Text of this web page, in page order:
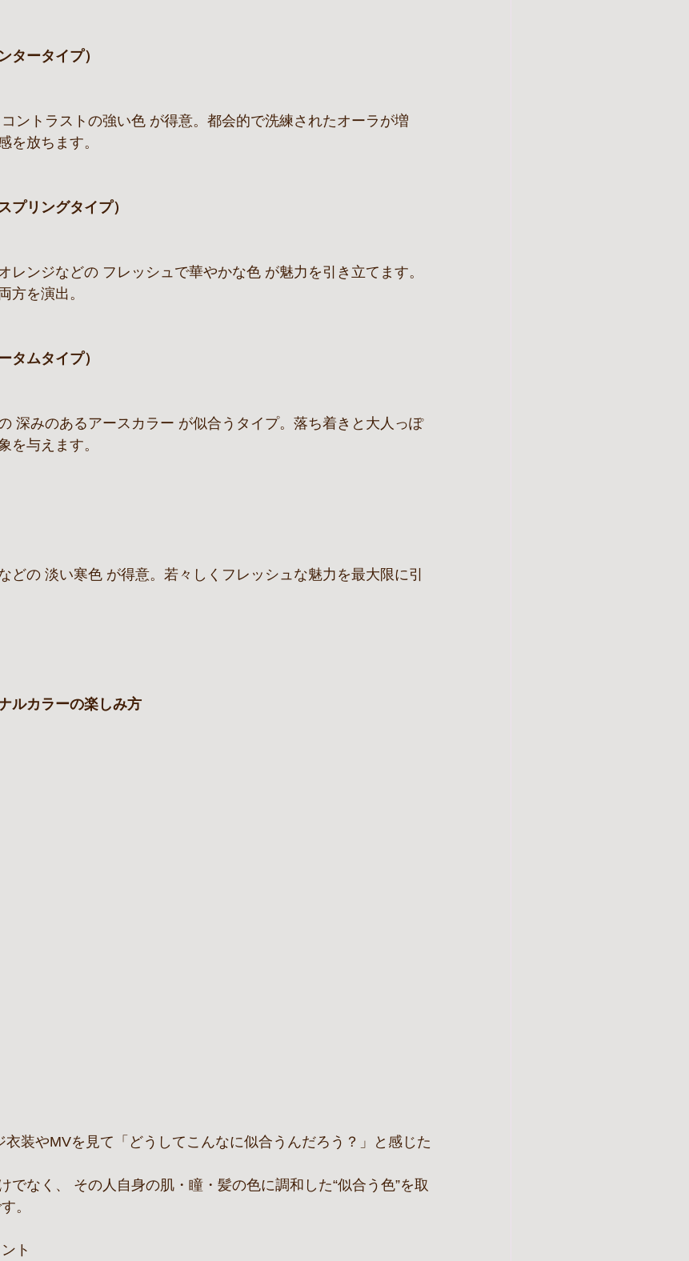
タータイプ）
ントラストの強い色 が得意。都会的で洗練されたオーラが増
を放ちます。
プリングタイプ）
レンジなどの フレッシュで華やかな色 が魅力を引き立てます。
方を演出。
タムタイプ）
深みのあるアースカラー が似合うタイプ。落ち着きと大人っぽ
を与えます。
どの 淡い寒色 が得意。若々しくフレッシュな魅力を最大限に引
ルカラーの楽しみ方
装やMVを見て「どうしてこんなに似合うんだろう？」と感じた
でなく、 その人自身の肌・瞳・髪の色に調和した“似合う色”を取
。
ト